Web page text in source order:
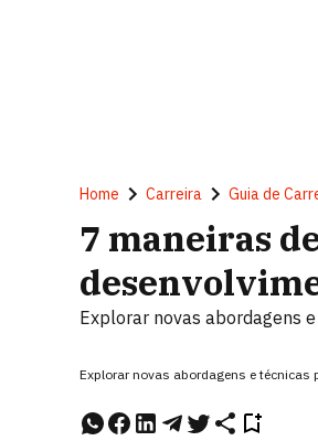
Home Carreira Guia de
7 maneiras
Explorar novas abordagens
Explorar novas abordagens e